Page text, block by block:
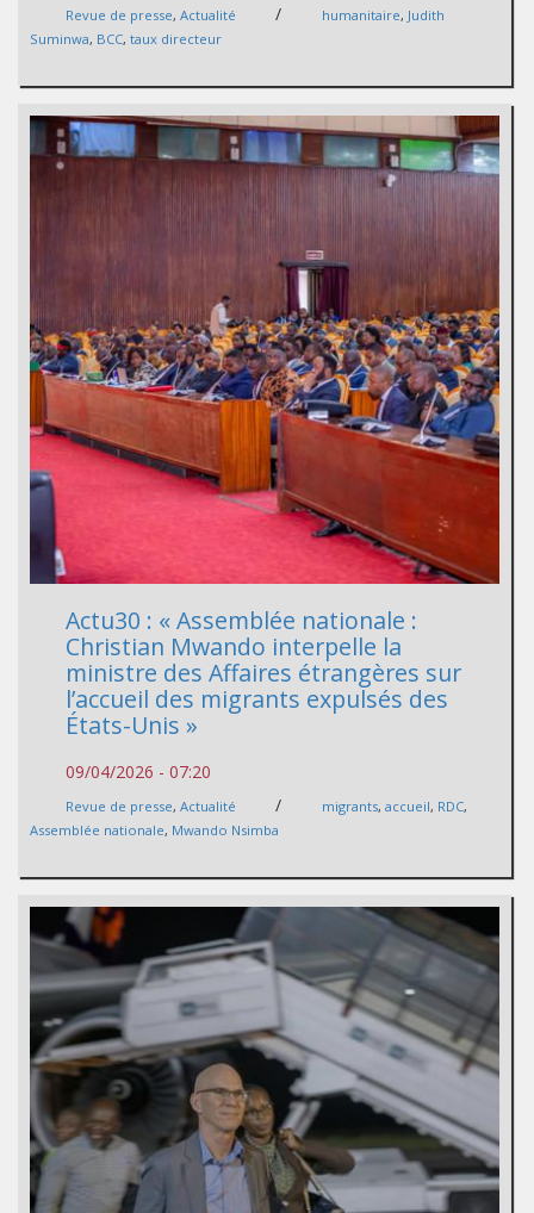
Revue de presse, Actualité / humanitaire, Judith
Suminwa, BCC, taux directeur
Actu30 : « Assemblée nationale :
Christian Mwando interpelle la
ministre des Affaires étrangères sur
l’accueil des migrants expulsés des
États-Unis‎ »
09/04/2026 - 07:20
Revue de presse, Actualité / migrants, accueil, RDC,
Assemblée nationale, Mwando Nsimba